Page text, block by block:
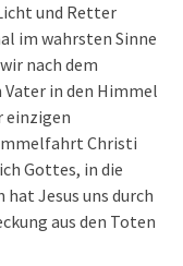
und Retter
im wahrsten Sinne
nach dem
Vater in den Himmel
einzigen
Christi
Gottes, in die
Jesus uns durch
aus den Toten